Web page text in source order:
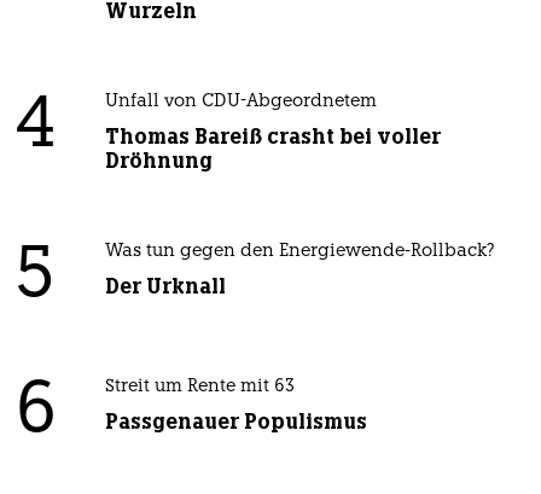
Wurzeln
4 Unfall von CDU-Abgeordnetem
Thomas Bareiß crasht bei voller
Dröhnung
5 Was tun gegen den Energiewende-Rollback?
Der Urknall
6 Streit um Rente mit 63
Passgenauer Populismus